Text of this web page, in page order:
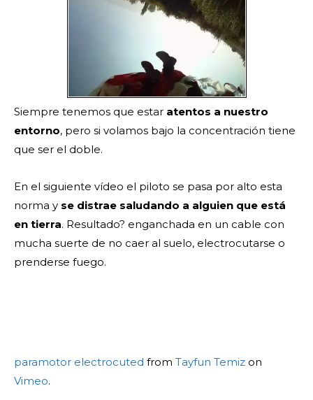
Siempre tenemos que estar atentos a nuestro
entorno, pero si volamos bajo la concentración tiene
que ser el doble.
En el siguiente vídeo el piloto se pasa por alto esta
norma y se distrae saludando a alguien que está
en tierra. Resultado? enganchada en un cable con
mucha suerte de no caer al suelo, electrocutarse o
prenderse fuego.
paramotor electrocuted from Tayfun Temiz on
Vimeo.